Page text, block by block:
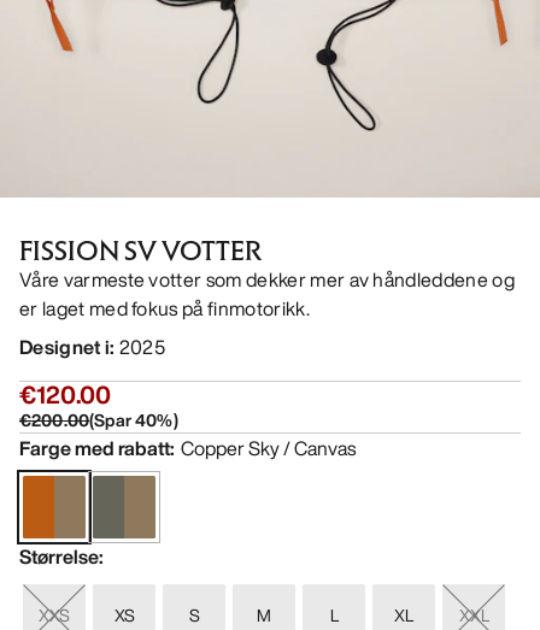
FISSION SV VOTTER
Våre varmeste votter som dekker mer av håndleddene og
er laget med fokus på finmotorikk.
Designet i: 2025
€120.00
€200.00(Spar40%)
Farge med rabatt: Copper Sky / Canvas
Størrelse:
XXS XS S M L XL
XXL